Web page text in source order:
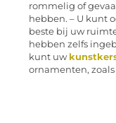
rommelig of
hebben. – U kunt
beste bij uw
hebben zelfs
kunt uw
ornamenten, zoals